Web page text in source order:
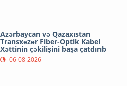
Azərbaycan və Qazaxıstan
Transxəzər Fiber-Optik Kabel
Xəttinin çəkilişini başa çatdırıb
06-08-2026